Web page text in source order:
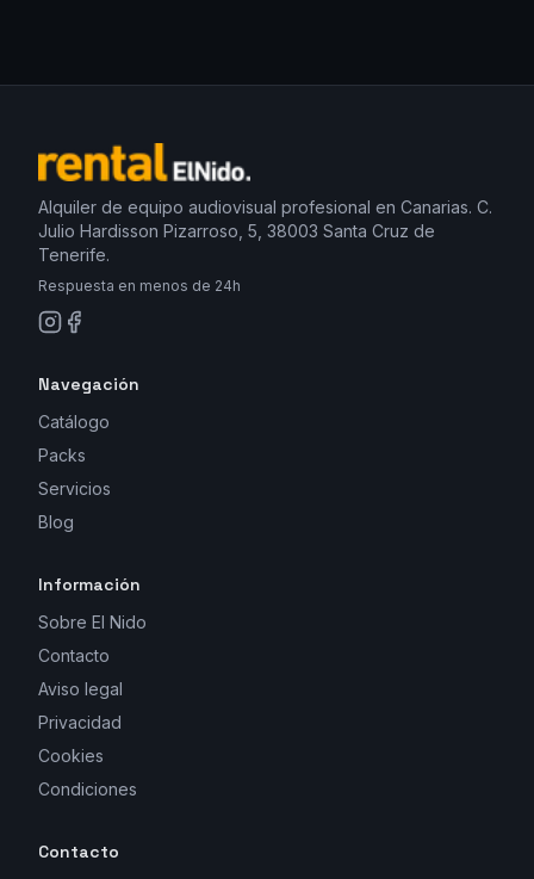
Alquiler de equipo audiovisual profesional en Canarias. C.
Julio Hardisson Pizarroso, 5, 38003 Santa Cruz de
Tenerife.
Respuesta en menos de 24h
Navegación
Catálogo
Packs
Servicios
Blog
Información
Sobre El Nido
Contacto
Aviso legal
Privacidad
Cookies
Condiciones
Contacto